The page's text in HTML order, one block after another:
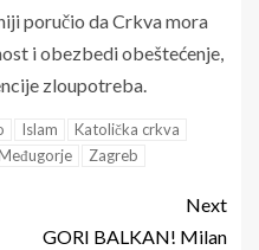
poručio da Crkva mora
i obezbedi obeštećenje,
zloupotreba.
Islam
Katolička crkva
Zagreb
Next
GORI BALKAN! Milan